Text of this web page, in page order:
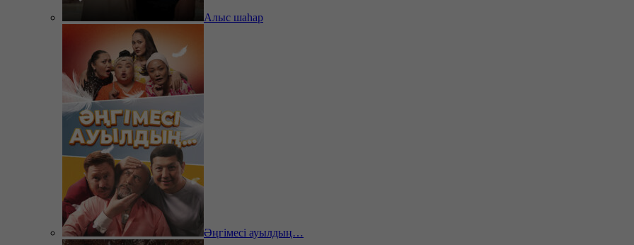
Алыс шаһар
Әңгімесі ауылдың…